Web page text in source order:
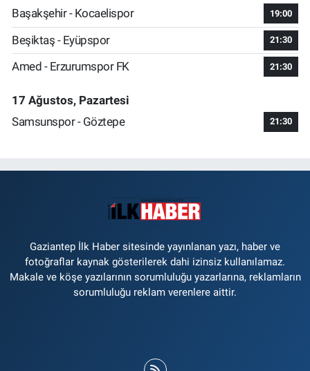
Başakşehir - Kocaelispor
19:00
Beşiktaş - Eyüpspor 21:30
Amed - Erzurumspor FK 21:30
17 Ağustos, Pazartesi
Samsunspor - Göztepe
21:30
Gaziantep İlk Haber sitesinde yayınlanan yazı, haber ve
fotoğraflar kaynak gösterilerek dahi izinsiz kullanılamaz.
Makale ve köşe yazılarının sorumluluğu yazarlarına, reklamların
sorumluluğu reklam verenlere aittir.